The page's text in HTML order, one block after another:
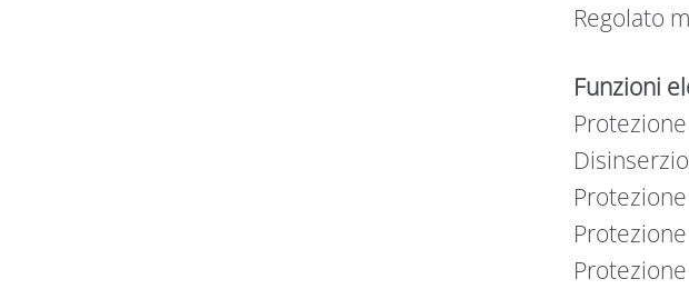
Regolato
Funzioni